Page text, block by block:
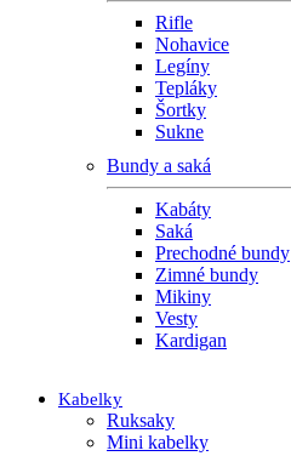
Rifle
Nohavice
Legíny
Tepláky
Šortky
Sukne
Bundy a saká
Kabáty
Saká
Prechodné bundy
Zimné bundy
Mikiny
Vesty
Kardigan
Kabelky
Ruksaky
Mini kabelky